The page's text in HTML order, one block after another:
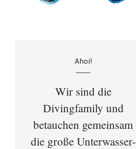
Ahoi!
Wir sind die
Divingfamily und
betauchen gemeinsam
die große Unterwasser-